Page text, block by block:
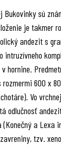
Bukovinky sú
je takmer
andezit s
intruzívneho
hornine.
600 x
Vo
odlučnosť
a Lexa
tzv.